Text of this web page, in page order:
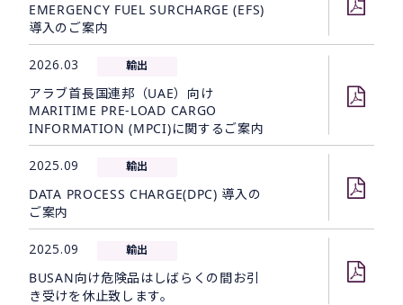
EMERGENCY FUEL SURCHARGE (EFS)
導入のご案内
2026.03 輸出
アラブ首長国連邦（UAE）向け
MARITIME PRE-LOAD CARGO
INFORMATION (MPCI)に関するご案内
2025.09 輸出
DATA PROCESS CHARGE(DPC) 導入の
ご案内
2025.09 輸出
BUSAN向け危険品はしばらくの間お引
き受けを休止致します。